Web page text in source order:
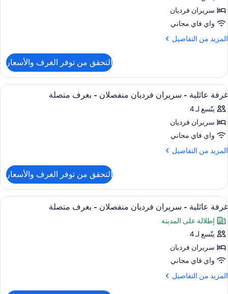
منفصلان
منظر
للخليج
غرفة
-
سريران
سريران فرديان
واي فاي مجاني
المزيد من التفاصيل
المزيد
غرفة
سريران
فرديان
منفصلان
التحقق من توفر الغرف والأسعار
استعراض
جميع
صور
غرفة
عائلية
-
منفصلان
بغرف
متصلة
أغطية فراش متميزة وميني بار وخزنة
10
غرفة عائلية - سريران فرديان منفصلان - بغرف متصلة
يتّسع لـ 4
سريران فرديان
واي فاي مجاني
المزيد من التفاصيل
المزيد
غرفة
عائلية
-
سريران
فرديان
منفصلان
بغرف
متصلة
التحقق من توفر الغرف والأسعار
استعراض
جميع
صور
غرفة
عائلية
-
سريران
فرديان
أغطية فراش متميزة وميني بار وخزنة
10
غرفة عائلية - سريران فرديان منفصلان - بغرف متصلة
إطلالة على المدينة
يتّسع لـ 4
سريران فرديان
واي فاي مجاني
المزيد من التفاصيل
المزيد